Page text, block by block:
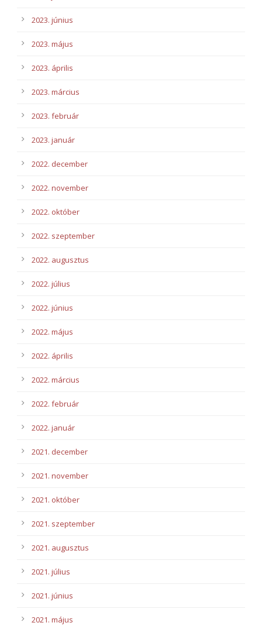
2023. június
2023. május
2023. április
2023. március
2023. február
2023. január
2022. december
2022. november
2022. október
2022. szeptember
2022. augusztus
2022. július
2022. június
2022. május
2022. április
2022. március
2022. február
2022. január
2021. december
2021. november
2021. október
2021. szeptember
2021. augusztus
2021. július
2021. június
2021. május